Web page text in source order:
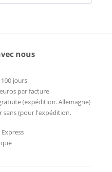
nous
jours
par facture
(expédition. Allemagne)
sans (pour l'expédition.
Express